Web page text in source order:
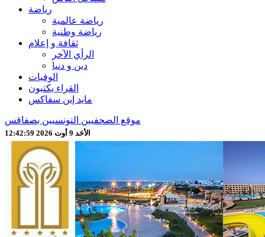
رياضة
رياضة عالمية
رياضة وطنية
ثقافة و إعلام
الرأي الآخر
دين و دنيا
الوفيات
القراء يكتبون
مايد إين سفاكس
موقع الصحفيين التونسيين بصفاقس
الأحَد 9 أوت 2026 12:43:01